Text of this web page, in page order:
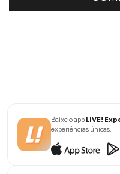
Baixe o appLIVE!
experiências únicas.